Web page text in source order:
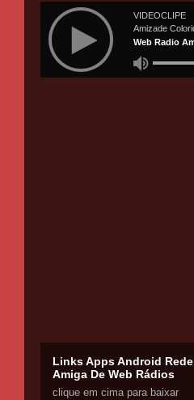
Links Apps Android Rede
Amiga De Web Rádios
clique em cima para baixar